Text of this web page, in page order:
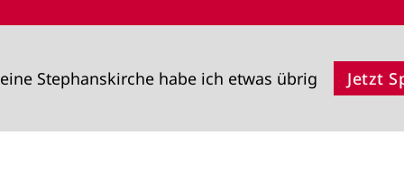
Stephanskirche habe ich etwas übrig Jetzt